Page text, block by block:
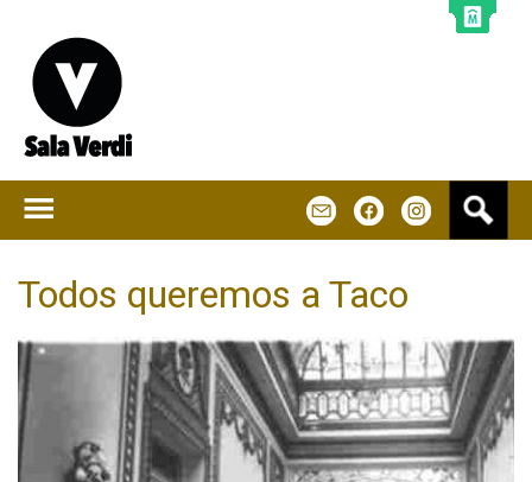
Todos queremos a Taco
s